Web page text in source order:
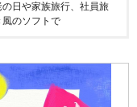
日や家族旅行、社員旅
のソフトで